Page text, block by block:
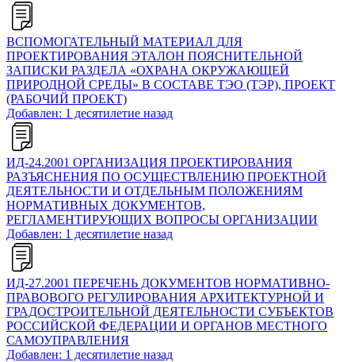
ВСПОМОГАТЕЛЬНЫЙ МАТЕРИАЛ ДЛЯ
ПРОЕКТИРОВАНИЯ ЭТАЛОН ПОЯСНИТЕЛЬНОЙ
ЗАПИСКИ РАЗДЕЛА «ОХРАНА ОКРУЖАЮЩЕЙ
ПРИРОДНОЙ СРЕДЫ» В СОСТАВЕ ТЭО (ТЭР), ПРОЕКТ
(РАБОЧИЙ ПРОЕКТ)
Добавлен: 1 десятилетие назад
ИД-24.2001 ОРГАНИЗАЦИЯ ПРОЕКТИРОВАНИЯ
РАЗЪЯСНЕНИЯ ПО ОСУЩЕСТВЛЕНИЮ ПРОЕКТНОЙ
ДЕЯТЕЛЬНОСТИ И ОТДЕЛЬНЫМ ПОЛОЖЕНИЯМ
НОРМАТИВНЫХ ДОКУМЕНТОВ,
РЕГЛАМЕНТИРУЮЩИХ ВОПРОСЫ ОРГАНИЗАЦИИ
Добавлен: 1 десятилетие назад
ИД-27.2001 ПЕРЕЧЕНЬ ДОКУМЕНТОВ НОРМАТИВНО-
ПРАВОВОГО РЕГУЛИРОВАНИЯ АРХИТЕКТУРНОЙ И
ГРАДОСТРОИТЕЛЬНОЙ ДЕЯТЕЛЬНОСТИ СУБЪЕКТОВ
РОССИЙСКОЙ ФЕДЕРАЦИИ И ОРГАНОВ МЕСТНОГО
САМОУПРАВЛЕНИЯ
Добавлен: 1 десятилетие назад